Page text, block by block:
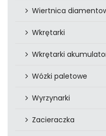
Wiertnica
Wkrętarki
Wkrętarki
Wózki paletowe
Wyrzynarki
Zacieraczka